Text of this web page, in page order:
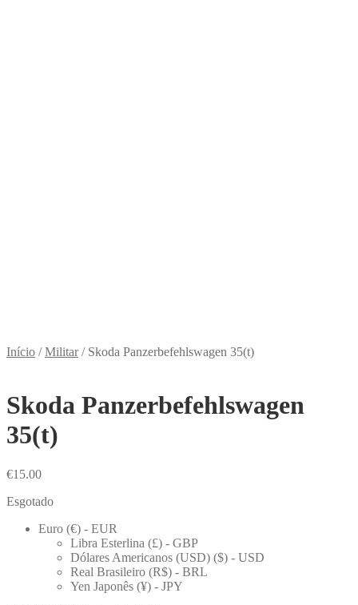
Início /Militar/ Skoda Panzerbefehlswagen 35(t)
Skoda Panzerbefehlswagen
35(t)
€15.00
Esgotado
Euro (€) - EUR
Libra Esterlina (£) - GBP
Dólares Americanos (USD) ($) - USD
Real Brasileiro (R$) - BRL
Yen Japonês (¥) - JPY